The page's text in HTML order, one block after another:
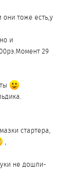
тоже есть,у
и
29
стартера,
,
не дошли-